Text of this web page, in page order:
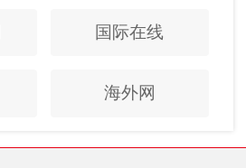
国际在线
海外网